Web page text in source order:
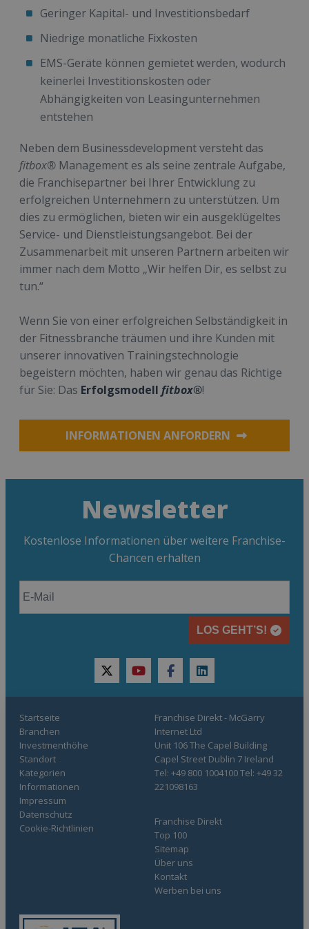
Geringer Kapital- und Investitionsbedarf
Niedrige monatliche Fixkosten
EMS-Geräte können gemietet werden, wodurch
keinerlei Investitionskosten oder
Abhängigkeiten von Leasingunternehmen
entstehen
Neben dem Businessdevelopment versteht das
fitbox® Management es als seine zentrale Aufgabe,
die Franchisepartner bei Ihrer Entwicklung zu
erfolgreichen Unternehmern zu unterstützen. Um
dies zu ermöglichen, bieten wir ein ausgeklügeltes
Service- und Dienstleistungsangebot. Bei der
Zusammenarbeit mit unseren Partnern arbeiten wir
immer nach dem Motto „Wir helfen Dir, es selbst zu
tun.“
Wenn Sie von einer erfolgreichen Selbständigkeit in
der Fitnessbranche träumen und ihre Kunden mit
unserer innovativen Trainingstechnologie
begeistern möchten, haben wir genau das Richtige
für Sie: Das Erfolgsmodell fitbox®!
INFORMATIONEN ANFORDERN
Newsletter
Kostenlose Informationen über weitere Franchise-
Chancen erhalten
LOS GEHT’S!
twitteryoutubefacebooklinkedin
Startseite
Branchen
Investmenthöhe
Standort
Kategorien
Informationen
Franchise Direkt
Top 100
Sitemap
Über uns
Kontakt
Werben bei uns
Impressum
Datenschutz
Cookie-Richtlinien
Franchise Direkt - McGarry
Internet Ltd
Unit 106 The Capel Building
Capel Street Dublin 7 Ireland
Tel: +49 800 1004100 Tel: +49 32
221098163